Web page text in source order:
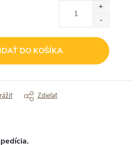
DO KOŠÍKA
Zdieľať